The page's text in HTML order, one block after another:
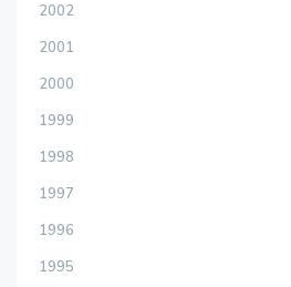
2002
2001
2000
1999
1998
1997
1996
1995